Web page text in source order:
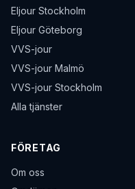
Eljour Stockholm
Eljour Göteborg
VVS-jour
VVS-jour Malmö
VVS-jour Stockholm
Alla tjänster
FÖRETAG
Om oss